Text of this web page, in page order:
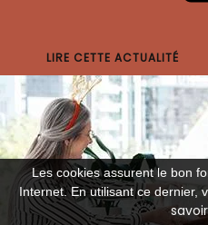
LIRE CETTE ACTUALITÉ
Les cookies assurent le bon
Internet. En utilisant ce dernier,